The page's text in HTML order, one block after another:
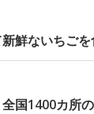
鮮ないちごを
国1400カ所